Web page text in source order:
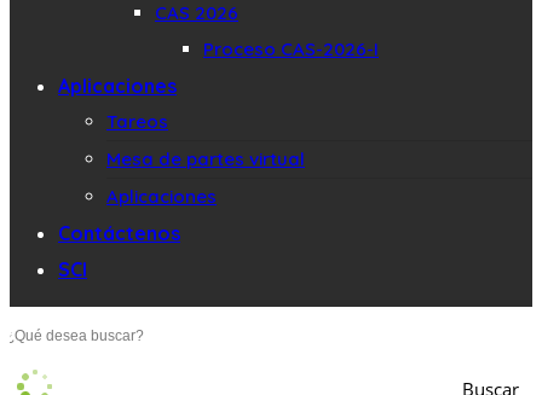
CAS 2026
Proceso CAS-2026-I
Aplicaciones
Tareos
Mesa de partes virtual
Aplicaciones
Contáctenos
SCI
Buscar